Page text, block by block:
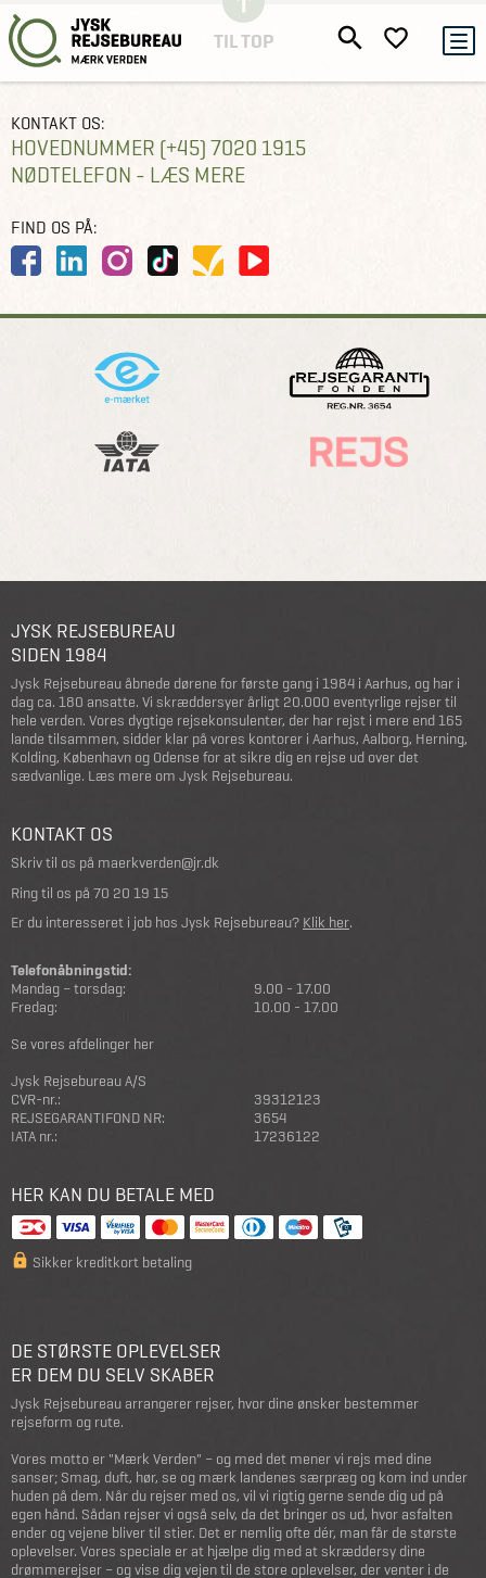
TIL TOP
KONTAKT OS:
HOVEDNUMMER (+45) 7020 1915
NØDTELEFON - LÆS MERE
FIND OS PÅ:
JYSK REJSEBUREAU
SIDEN 1984
Jysk Rejsebureau åbnede dørene for første gang i 1984 i Aarhus, og har i
dag ca. 180 ansatte. Vi skræddersyer årligt 20.000 eventyrlige rejser til
hele verden. Vores dygtige rejsekonsulenter, der har rejst i mere end 165
lande tilsammen, sidder klar på vores kontorer i Aarhus, Aalborg, Herning,
Kolding, København og Odense for at sikre dig en rejse ud over det
sædvanlige. Læs mere om Jysk Rejsebureau.
KONTAKT OS
Skriv til os på maerkverden@jr.dk
Ring til os på 70 20 19 15
Er du interesseret i job hos Jysk Rejsebureau? Klik her.
Telefonåbningstid:
Mandag – torsdag:
9.00 - 17.00
Fredag:
10.00 - 17.00
Se vores afdelinger her
Jysk Rejsebureau A/S
CVR-nr.:
39312123
REJSEGARANTIFOND NR:
3654
IATA nr.:
17236122
HER KAN DU BETALE MED
Sikker kreditkort betaling
DE STØRSTE OPLEVELSER
ER DEM DU SELV SKABER
Jysk Rejsebureau arrangerer rejser, hvor dine ønsker bestemmer
rejseform og rute.
Vores motto er "Mærk Verden" – og med det mener vi rejs med dine
sanser; Smag, duft, hør, se og mærk landenes særpræg og kom ind under
huden på dem. Når du rejser med os, vil vi rigtig gerne sende dig ud på
egen hånd. Sådan rejser vi også selv, da det bringer os ud, hvor asfalten
ender og vejene bliver til stier. Det er nemlig ofte dér, man får de største
oplevelser. Vores speciale er at hjælpe dig med at skræddersy dine
drømmerejser – og vise dig vejen til de store oplevelser, der venter i de